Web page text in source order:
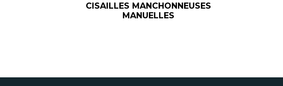
CISAILLES MANCHONNEUSES
MANUELLES